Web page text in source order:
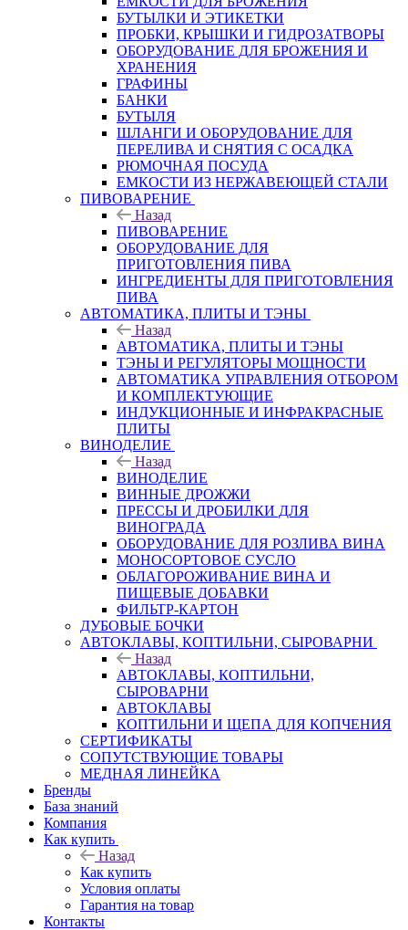
БУТЫЛКИ И ЭТИКЕТКИ
ПРОБКИ, КРЫШКИ И ГИДРОЗАТВОРЫ
ОБОРУДОВАНИЕ ДЛЯ БРОЖЕНИЯ И
ХРАНЕНИЯ
ГРАФИНЫ
БАНКИ
БУТЫЛЯ
ШЛАНГИ И ОБОРУДОВАНИЕ ДЛЯ
ПЕРЕЛИВА И СНЯТИЯ С ОСАДКА
РЮМОЧНАЯ ПОСУДА
ЕМКОСТИ ИЗ НЕРЖАВЕЮЩЕЙ СТАЛИ
ПИВОВАРЕНИЕ
Назад
ПИВОВАРЕНИЕ
ОБОРУДОВАНИЕ ДЛЯ
ПРИГОТОВЛЕНИЯ ПИВА
ИНГPЕДИЕНТЫ ДЛЯ ПРИГОТОВЛЕНИЯ
ПИВА
АВТОМАТИКА, ПЛИТЫ И ТЭНЫ
Назад
АВТОМАТИКА, ПЛИТЫ И ТЭНЫ
ТЭНЫ И РЕГУЛЯТОРЫ МОЩНОСТИ
АВТОМАТИКА УПРАВЛЕНИЯ ОТБОРОМ
И КОМПЛЕКТУЮЩИЕ
ИНДУКЦИОННЫЕ И ИНФРАКРАСНЫЕ
ПЛИТЫ
ВИНОДЕЛИЕ
Назад
ВИНОДЕЛИЕ
ВИННЫЕ ДРОЖЖИ
ПРЕССЫ И ДРОБИЛКИ ДЛЯ
ВИНОГРАДА
ОБОРУДОВАНИЕ ДЛЯ РОЗЛИВА ВИНА
МОНОСОРТОВОЕ СУСЛО
ОБЛАГОРОЖИВАНИЕ ВИНА И
ПИЩЕВЫЕ ДОБАВКИ
ФИЛЬТР-КАРТОН
ДУБОВЫЕ БОЧКИ
АВТОКЛАВЫ, КОПТИЛЬНИ, СЫРОВАРНИ
Назад
АВТОКЛАВЫ, КОПТИЛЬНИ,
СЫРОВАРНИ
АВТОКЛАВЫ
КОПТИЛЬНИ И ЩЕПА ДЛЯ КОПЧЕНИЯ
СЕРТИФИКАТЫ
СОПУТСТВУЮЩИЕ ТОВАРЫ
МЕДНАЯ ЛИНЕЙКА
Бренды
База знаний
Компания
Как купить
Назад
Как купить
Условия оплаты
Гарантия на товар
Контакты